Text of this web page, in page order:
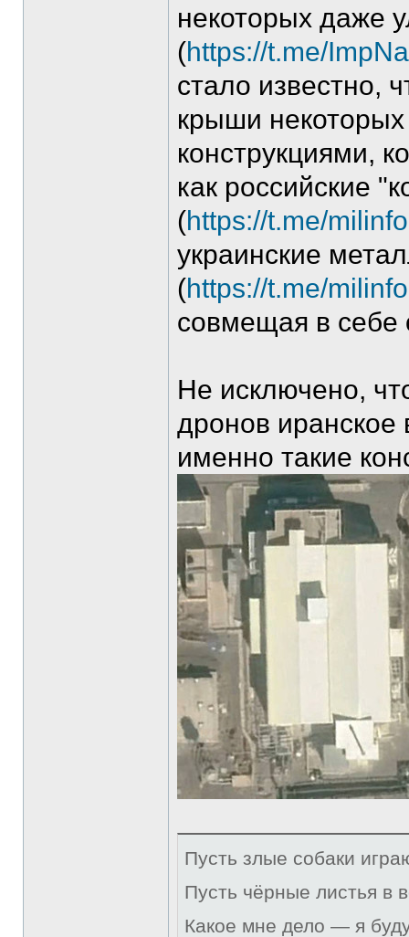
некоторых даже
(https://t.me/
стало известно,
крыши
конструкциями,
как российские
(https://t.me/
украинские
(https://t.me/
совмещая в себе
Не исключено,
дронов иранское
именно такие
Пусть злые собаки
Пусть чёрные листья в
Какое мне дело — я